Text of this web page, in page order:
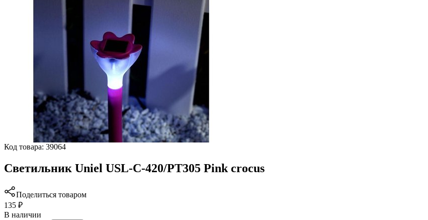
Код товара: 39064
Светильник Uniel USL-C-420/PT305 Pink crocus
Поделиться товаром
135 ₽
В наличии